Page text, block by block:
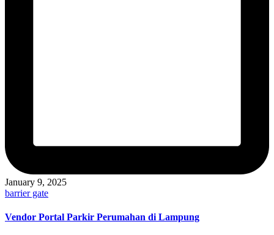
January 9, 2025
Posted
barrier gate
Vendor Portal Parkir Perumahan di Lampung